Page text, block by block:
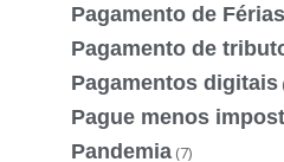
Pagamento de Férias
Pagamento de
Pagamentos digitais
Pague menos
Pandemia (7)